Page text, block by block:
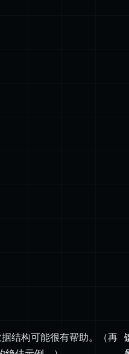
结构可能很有帮助。（再
佳示例。）